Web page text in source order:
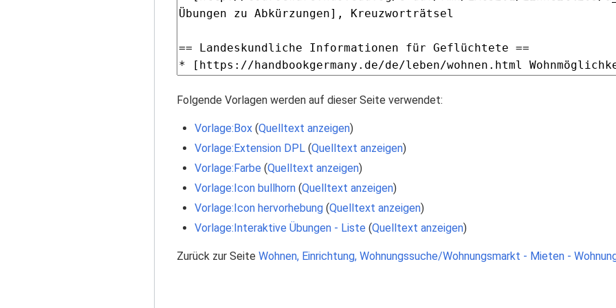
Folgende Vorlagen werden auf dieser Seite verwendet:
Vorlage:Box(Quelltext anzeigen)
Vorlage:Extension DPL(Quelltext anzeigen)
Vorlage:Farbe (Quelltext anzeigen)
Vorlage:Icon bullhorn(Quelltext anzeigen)
Vorlage:Icon hervorhebung(Quelltext anzeigen)
Vorlage:Interaktive Übungen - Liste (Quelltext anzeigen)
Zurück zur Seite Wohnen, Einrichtung, Wohnungssuche/Wohnungsmarkt - Mieten -